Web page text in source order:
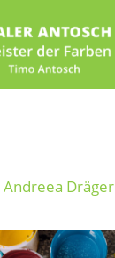
Andreea Dräger